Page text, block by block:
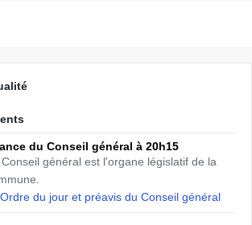
du Conseil général à 20h15
Conseil général est l'organe législatif de la
Ordre du jour et préavis du Conseil général